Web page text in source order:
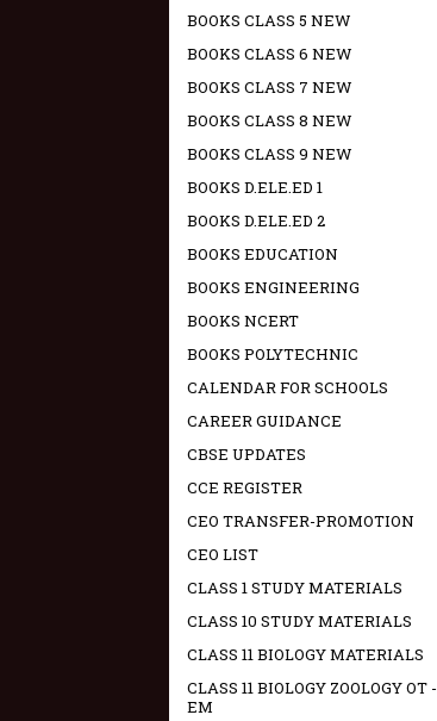
BOOKS CLASS 5 NEW
BOOKS CLASS 6 NEW
BOOKS CLASS 7 NEW
BOOKS CLASS 8 NEW
BOOKS CLASS 9 NEW
BOOKS D.ELE.ED 1
BOOKS D.ELE.ED 2
BOOKS EDUCATION
BOOKS ENGINEERING
BOOKS NCERT
BOOKS POLYTECHNIC
CALENDAR FOR SCHOOLS
CAREER GUIDANCE
CBSE UPDATES
CCE REGISTER
CEO TRANSFER-PROMOTION
CEO LIST
CLASS 1 STUDY MATERIALS
CLASS 10 STUDY MATERIALS
CLASS 11 BIOLOGY MATERIALS
CLASS 11 BIOLOGY ZOOLOGY OT -
EM